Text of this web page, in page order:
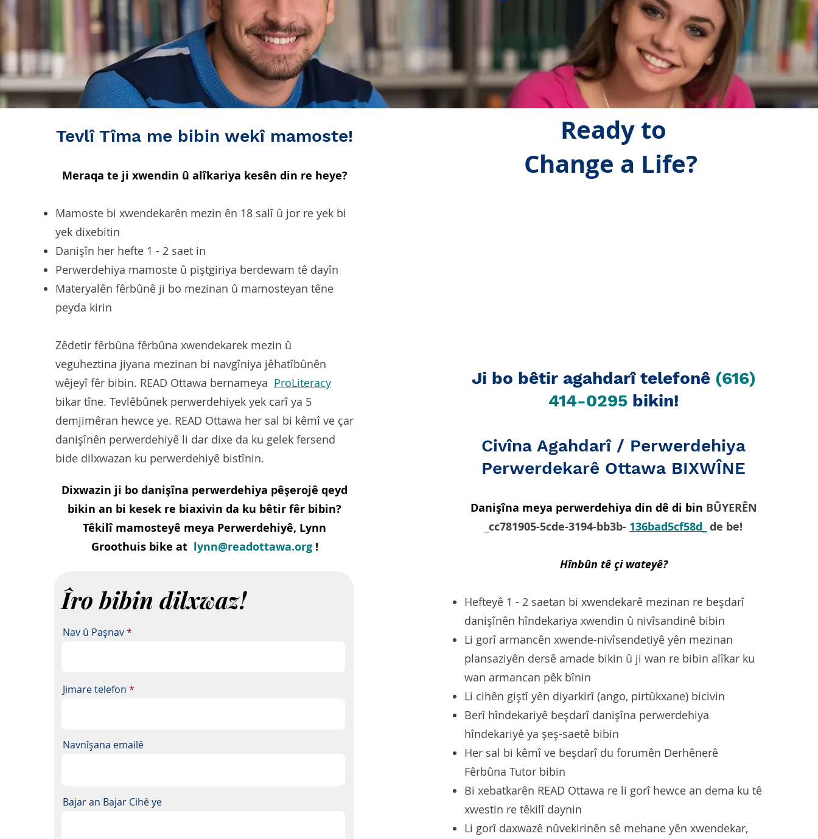
Tevlî Tîma me bibin wekî mamoste!
Meraqa te ji xwendin û alîkariya kesên din re heye?
Mamoste bi xwendekarên mezin ên 18 salî û jor re yek bi
yek dixebitin
Danişîn her hefte 1 - 2 saet in
Perwerdehiya mamoste û piştgiriya berdewam tê dayîn
Materyalên fêrbûnê ji bo mezinan û mamosteyan têne
peyda kirin
Zêdetir fêrbûna fêrbûna xwendekarek mezin û
veguheztina jiyana mezinan bi navgîniya jêhatîbûnên
wêjeyî fêr bibin. READ Ottawa bernameya ProLiteracy
bikar tîne. Tevlêbûnek perwerdehiyek yek carî ya 5
demjimêran hewce ye. READ Ottawa her sal bi kêmî ve çar
danişînên perwerdehiyê li dar dixe da ku gelek fersend
bide dilxwazan ku perwerdehiyê bistînin.
Dixwazin ji bo danişîna perwerdehiya pêşerojê qeyd
bikin an bi kesek re biaxivin da ku bêtir fêr bibin?
Têkilî mamosteyê meya Perwerdehiyê, Lynn
Groothuis bike at lynn@readottawa.org !
Îro bibin dilxwaz!
Nav û Paşnav
Jimare telefon
Navnîşana emailê
Bajar an Bajar Cihê ye
Ready to
Change a Life?
Ji bo bêtir agahdarî telefonê (616)
414-0295 bikin!
Civîna Agahdarî / Perwerdehiya
Perwerdekarê Ottawa BIXWÎNE
Danişîna meya perwerdehiya din dê di bin BÛYERÊN
_cc781905-5cde-3194-bb3b- 136bad5cf58d_ de be!
Hînbûn tê çi wateyê?
Hefteyê 1 - 2 saetan bi xwendekarê mezinan re beşdarî
danişînên hîndekariya xwendin û nivîsandinê bibin
Li gorî armancên xwende-nivîsendetiyê yên mezinan
plansaziyên dersê amade bikin û ji wan re bibin alîkar ku
wan armancan pêk bînin
Li cihên giştî yên diyarkirî (ango, pirtûkxane) bicivin
Berî hîndekariyê beşdarî danişîna perwerdehiya
hîndekariyê ya şeş-saetê bibin
Her sal bi kêmî ve beşdarî du forumên Derhênerê
Fêrbûna Tutor bibin
Bi xebatkarên READ Ottawa re li gorî hewce an dema ku tê
xwestin re têkilî daynin
Li gorî daxwazê nûvekirinên sê mehane yên xwendekar,